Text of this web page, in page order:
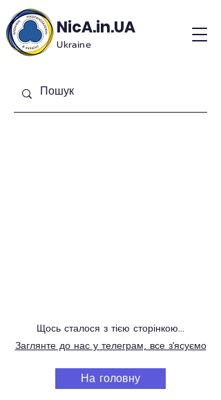
NicA.in.UA
Ukraine
Щось сталося з тією сторінкою...
Заглянте до нас у телеграм, все з'ясуємо
На головну